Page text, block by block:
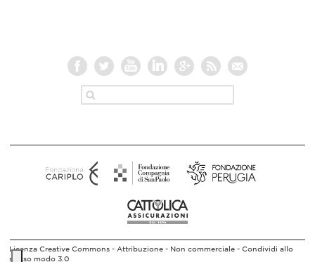
Licenza Creative Commons - Attribuzione - Non commerciale - Condividi allo
stesso modo 3.0